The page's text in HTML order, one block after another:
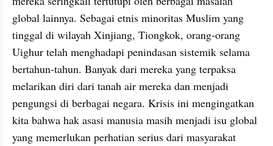
global lainnya. Sebagai etnis minoritas Muslim yang
tinggal di wilayah Xinjiang, Tiongkok, orang-orang
Uighur telah menghadapi penindasan sistemik selama
bertahun-tahun. Banyak dari mereka yang terpaksa
melarikan diri dari tanah air mereka dan menjadi
pengungsi di berbagai negara. Krisis ini mengingatkan
kita bahwa hak asasi manusia masih menjadi isu global
yang memerlukan perhatian serius dari masyarakat